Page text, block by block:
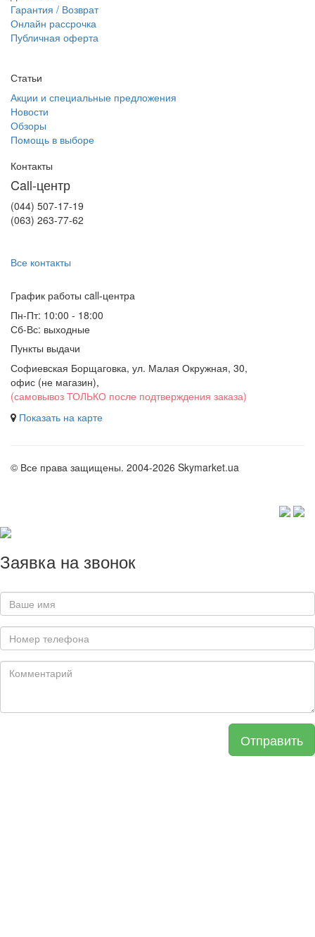
Гарантия / Возврат
Онлайн рассрочка
Публичная оферта
Статьи
Акции и специальные предложения
Новости
Обзоры
Помощь в выборе
Контакты
Call-центр
(044) 507-17-19
(063) 263-77-62
Все контакты
График работы сall-центра
Пн-Пт: 10:00 - 18:00
Сб-Вс: выходные
Пункты выдачи
Софиевская Борщаговка, ул. Малая Окружная, 30,
офис (не магазин),
(самовывоз ТОЛЬКО после подтверждения заказа)
Показать на карте
© Все права защищены. 2004-2026 Skymarket.ua
Заявка на звонок
Отправить